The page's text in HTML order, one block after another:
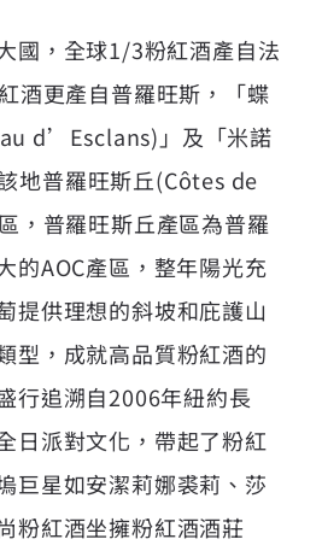
國，全球1/3粉紅酒產自法
酒更產自普羅旺斯，「蝶
d’Esclans)」及「米諾
地普羅旺斯丘(Côtes de
，普羅旺斯丘產區為普羅
的AOC產區，整年陽光充
提供理想的斜坡和庇護山
型，成就高品質粉紅酒的
行追溯自2006年紐約長
日派對文化，帶起了粉紅
巨星如安潔莉娜裘莉、莎
粉紅酒坐擁粉紅酒酒莊